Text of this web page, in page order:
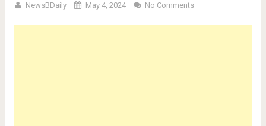
NewsBDaily May 4, 2024 No Comments